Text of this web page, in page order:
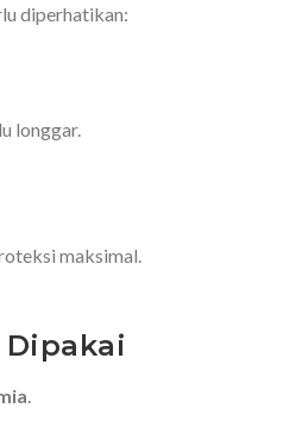
diperhatikan:
longgar.
maksimal.
Dipakai
.